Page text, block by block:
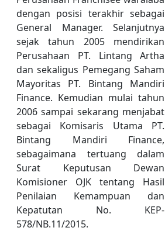
dengan posisi terakhir sebagai
General Manager. Selanjutnya
sejak tahun 2005 mendirikan
Perusahaan PT. Lintang Artha
dan sekaligus Pemegang Saham
Mayoritas PT. Bintang Mandiri
Finance. Kemudian mulai tahun
2006 sampai sekarang menjabat
sebagai Komisaris Utama PT.
Bintang Mandiri Finance,
sebagaimana tertuang dalam
Surat Keputusan Dewan
Komisioner OJK tentang Hasil
Penilaian Kemampuan dan
Kepatutan No. KEP-
578/NB.11/2015.